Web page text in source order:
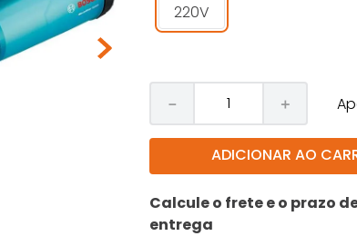
220V
＋
－
ADICIONAR AO
Calcule o frete e o prazo
entrega